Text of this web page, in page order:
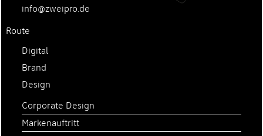
ed.orpiewz@ofni
Digital
Brand
Design
Corporate Design
Markenauftritt